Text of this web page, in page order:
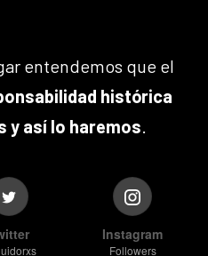
entendemos que el
histórica
y así lo haremos.
Instagram
Followers